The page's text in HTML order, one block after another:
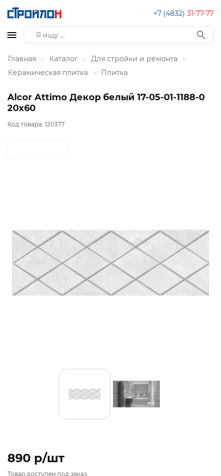
+7 (4832) 31-77-77
Главная Каталог
Для стройки и ремонта
Керамическая плитка
Плитка
Alcor Attimo Декор белый 17-05-01-1188-0
20х60
Код товара: 120377
890 p/шт
Товар доступен под заказ